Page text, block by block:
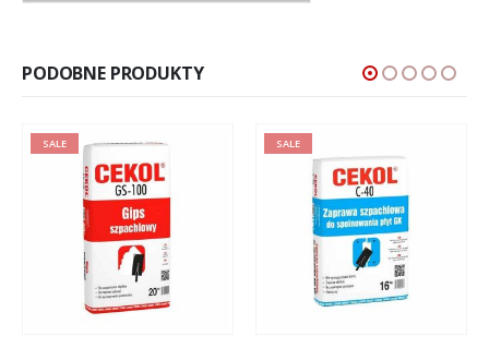
PODOBNE PRODUKTY
SALE SALE